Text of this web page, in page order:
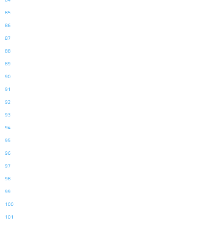
85
86
87
88
89
90
91
92
93
94
95
96
97
98
99
100
101